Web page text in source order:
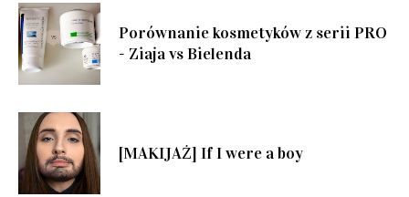
Porównanie kosmetyków z serii PRO
- Ziaja vs Bielenda
[MAKIJAŻ] If I were a boy